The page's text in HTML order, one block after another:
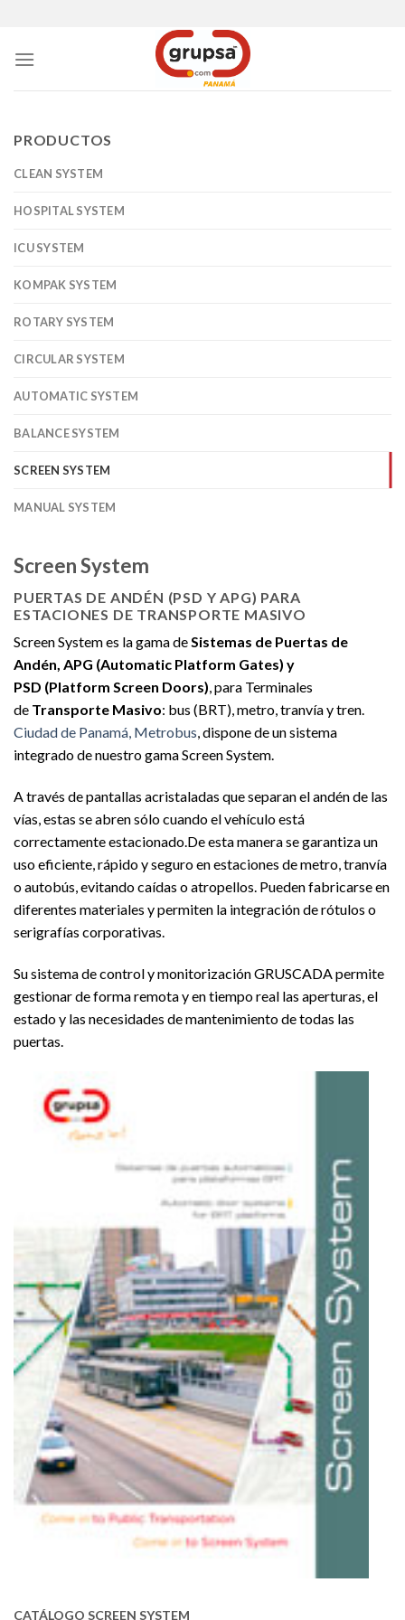
content
PRODUCTOS
CLEAN SYSTEM
HOSPITAL SYSTEM
ICU SYSTEM
KOMPAK SYSTEM
ROTARY SYSTEM
CIRCULAR SYSTEM
AUTOMATIC SYSTEM
BALANCE SYSTEM
SCREEN SYSTEM
MANUAL SYSTEM
Screen System
PUERTAS DE ANDÉN (PSD Y APG) PARA
ESTACIONES DE TRANSPORTE MASIVO
Screen System es la gama deSistemas de Puertas de
Andén, APG (Automatic Platform Gates) y
PSD (Platform Screen Doors), para Terminales
de Transporte Masivo: bus (BRT), metro, tranvía y tren.
Ciudad de Panamá, Metrobus, dispone de un sistema
integrado de nuestro gama Screen System.
A través de pantallas acristaladas que separan el andén de las
vías, estas se abren sólo cuando el vehículo está
correctamente estacionado.De esta manera se garantiza un
uso eficiente, rápido y seguro en estaciones de metro, tranvía
o autobús, evitando caídas o atropellos. Pueden fabricarse en
diferentes materiales y permiten la integración de rótulos o
serigrafías corporativas.
Su sistema de control y monitorización GRUSCADA permite
gestionar de forma remota y en tiempo real las aperturas, el
estado y las necesidades de mantenimiento de todas las
puertas.
CATÁLOGO SCREEN SYSTEM